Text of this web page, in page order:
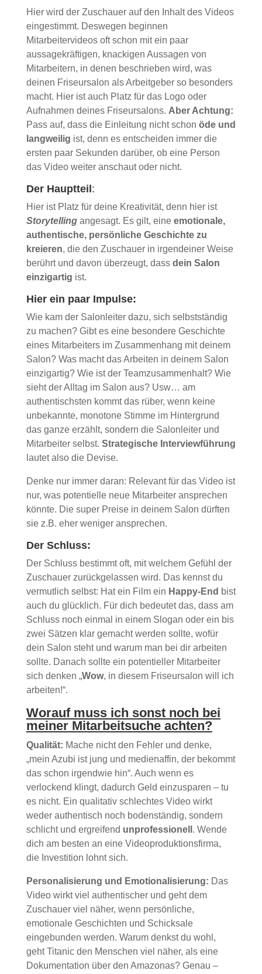
Hier wird der Zuschauer auf den Inhalt des Videos
eingestimmt. Deswegen beginnen
Mitarbeitervideos oft schon mit ein paar
aussagekräftigen, knackigen Aussagen von
Mitarbeitern, in denen beschrieben wird, was
deinen Friseursalon als Arbeitgeber so besonders
macht. Hier ist auch Platz für das Logo oder
Aufnahmen deines Friseursalons. Aber Achtung:
Pass auf, dass die Einleitung nicht schon öde und
langweilig ist, denn es entscheiden immer die
ersten paar Sekunden darüber, ob eine Person
das Video weiter anschaut oder nicht.
Der Hauptteil :
Hier ist Platz für deine Kreativität, denn hier ist
Storytelling angesagt. Es gilt, eine emotionale,
authentische, persönliche Geschichte zu
kreieren, die den Zuschauer in irgendeiner Weise
berührt und davon überzeugt, dass dein Salon
einzigartig ist.
Hier ein paar Impulse:
Wie kam der Salonleiter dazu, sich selbstständig
zu machen? Gibt es eine besondere Geschichte
eines Mitarbeiters im Zusammenhang mit deinem
Salon? Was macht das Arbeiten in deinem Salon
einzigartig? Wie ist der Teamzusammenhalt? Wie
sieht der Alltag im Salon aus? Usw… am
authentischsten kommt das rüber, wenn keine
unbekannte, monotone Stimme im Hintergrund
das ganze erzählt, sondern die Salonleiter und
Mitarbeiter selbst. Strategische Interviewführung
lautet also die Devise.
Denke nur immer daran: Relevant für das Video ist
nur, was potentielle neue Mitarbeiter ansprechen
könnte. Die super Preise in deinem Salon dürften
sie z.B. eher weniger ansprechen.
Der Schluss:
Der Schluss bestimmt oft, mit welchem Gefühl der
Zuschauer zurückgelassen wird. Das kennst du
vermutlich selbst: Hat ein Film ein Happy-End bist
auch du glücklich. Für dich bedeutet das, dass am
Schluss noch einmal in einem Slogan oder ein bis
zwei Sätzen klar gemacht werden sollte, wofür
dein Salon steht und warum man bei dir arbeiten
sollte. Danach sollte ein potentieller Mitarbeiter
sich denken „Wow, in diesem Friseursalon will ich
arbeiten!“.
Worauf muss ich sonst noch bei
meiner Mitarbeitsuche achten?
Qualität: Mache nicht den Fehler und denke,
„mein Azubi ist jung und medienaffin, der bekommt
das schon irgendwie hin“. Auch wenn es
verlockend klingt, dadurch Geld einzusparen – tu
es nicht. Ein qualitativ schlechtes Video wirkt
weder authentisch noch bodenständig, sondern
schlicht und ergreifend unprofessionell . Wende
dich am besten an eine Videoproduktionsfirma,
die Investition lohnt sich.
Personalisierung und Emotionalisierung: Das
Video wirkt viel authentischer und geht dem
Zuschauer viel näher, wenn persönliche,
emotionale Geschichten und Schicksale
eingebunden werden. Warum denkst du wohl,
geht Titanic den Menschen viel näher, als eine
Dokumentation über den Amazonas? Genau –